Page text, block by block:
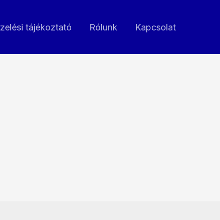
tájékoztató Rólunk Kapcsolat